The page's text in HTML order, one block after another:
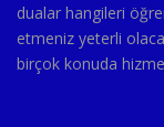
dualar hangileri
etmeniz yeterli
birçok konuda